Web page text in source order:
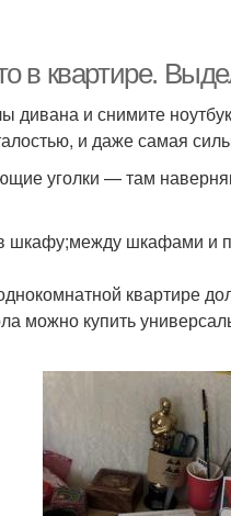
в квартире.
дивана и снимите
и даже самая
уголки — там
шкафу;между шкафами и
квартире
можно купить